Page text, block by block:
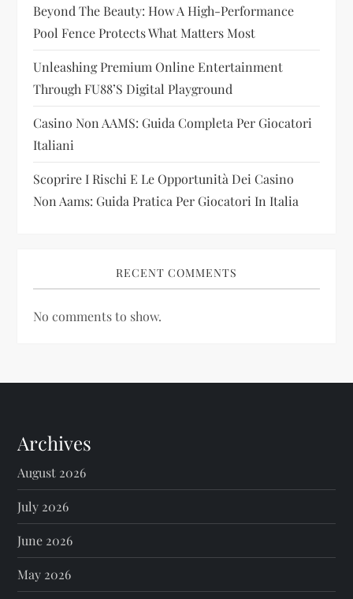
i
o
n
Beyond The Beauty: How A High-Performance
Pool Fence Protects What Matters Most
Unleashing Premium Online Entertainment
Through FU88’s Digital Playground
Casino Non AAMS: Guida Completa Per Giocatori
Italiani
Scoprire I Rischi E Le Opportunità Dei Casino
Non Aams: Guida Pratica Per Giocatori In Italia
RECENT COMMENTS
No comments to show.
Archives
August 2026
July 2026
June 2026
May 2026